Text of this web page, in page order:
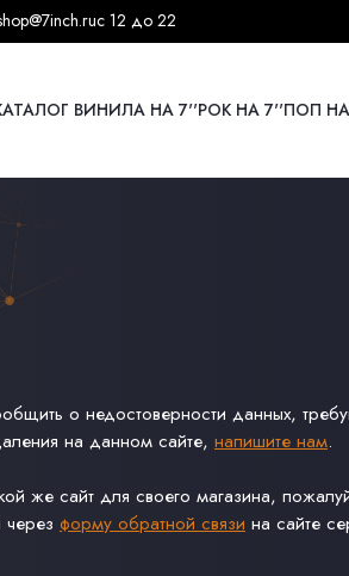
с 12 до 22
ВИНИЛА НА 7''РОК НА 7''ПОП
о недостоверности данных,
на данном сайте, напишите нам.
же сайт для своего магазина,
форму обратной связи на сайте